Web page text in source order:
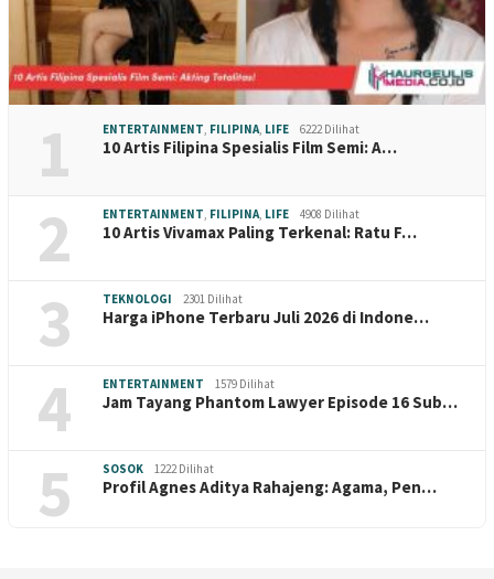
1 ENTERTAINMENT, FILIPINA, LIFE 6222 Dilihat
10 Artis Filipina Spesialis Film Semi: A…
2 ENTERTAINMENT, FILIPINA, LIFE 4908 Dilihat
10 Artis Vivamax Paling Terkenal: Ratu F…
3 TEKNOLOGI 2301 Dilihat
Harga iPhone Terbaru Juli 2026 di Indone…
4 ENTERTAINMENT 1579 Dilihat
Jam Tayang Phantom Lawyer Episode 16 Sub…
5 SOSOK 1222 Dilihat
Profil Agnes Aditya Rahajeng: Agama, Pen…